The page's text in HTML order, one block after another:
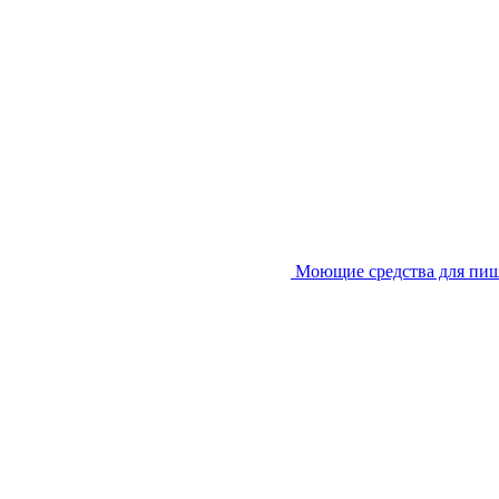
Моющие средства для